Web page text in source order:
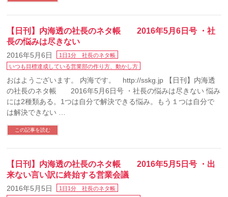
【日刊】内海透の社長のネタ帳 2016年5月6日号 ・社
長の悩みは尽きない
2016年5月6日
1日1分 社長のネタ帳
いつも目標達成している営業部の作り方、動かし方
おはようございます。 内海です。 http://sskg.jp 【日刊】内海透
の社長のネタ帳 2016年5月6日号 ・社長の悩みは尽きない 悩み
には2種類ある。1つは自分で解決できる悩み。もう１つは自分で
は解決できない …
この記事を読む
【日刊】内海透の社長のネタ帳 2016年5月5日号 ・出
来ない言い訳に終始する営業会議
2016年5月5日
1日1分 社長のネタ帳